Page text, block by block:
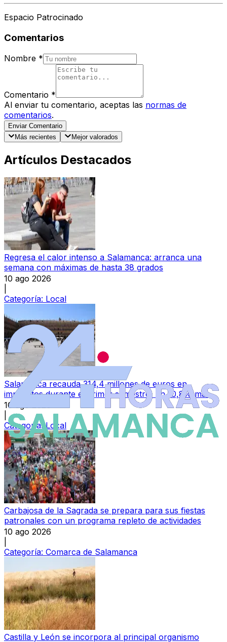
Espacio Patrocinado
Comentarios
Nombre *
Comentario *
Al enviar tu comentario, aceptas las normas de
comentarios.
Enviar Comentario
Más recientes
Mejor valorados
Artículos Destacados
Regresa el calor intenso a Salamanca: arranca una
semana con máximas de hasta 38 grados
10 ago 2026
Categoría: Local
Salamanca recauda 314,4 millones de euros en
impuestos durante el primer semestre, un 10,8% más
10 ago 2026
Categoría:Local
Carbajosa de la Sagrada se prepara para sus fiestas
patronales con un programa repleto de actividades
10 ago 2026
Categoría: Comarca de Salamanca
Castilla y León se incorpora al principal organismo